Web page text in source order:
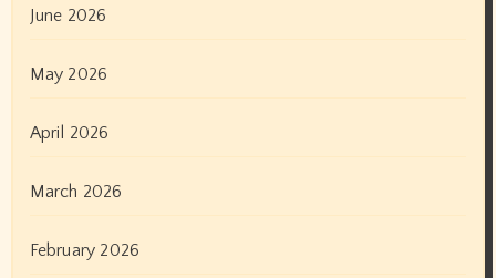
June 2026
May 2026
April 2026
March 2026
February 2026